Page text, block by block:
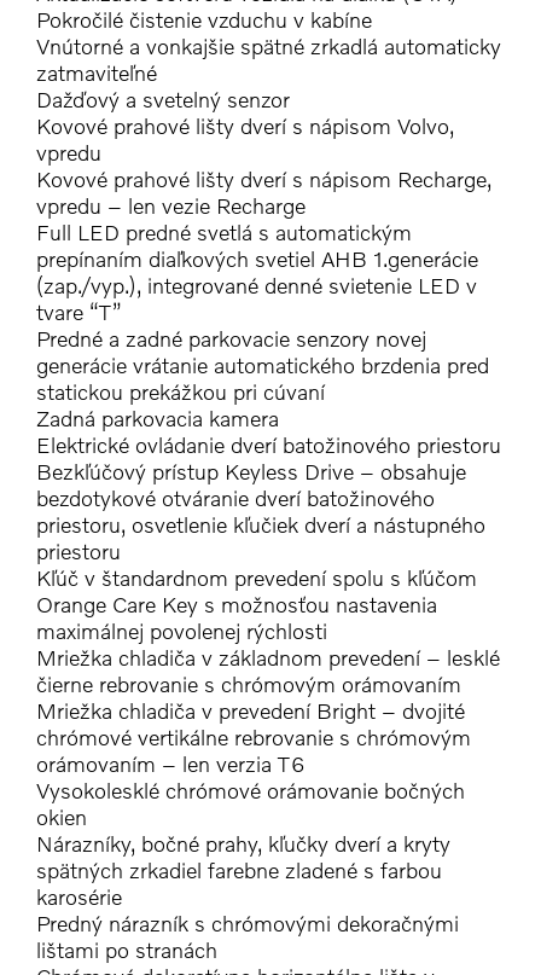
Pokročilé čistenie vzduchu v kabíne
Vnútorné a vonkajšie spätné zrkadlá automaticky
zatmaviteľné
Dažďový a svetelný senzor
Kovové prahové lišty dverí s nápisom Volvo,
vpredu
Kovové prahové lišty dverí s nápisom Recharge,
vpredu – len vezie Recharge
Full LED predné svetlá s automatickým
prepínaním diaľkových svetiel AHB 1.generácie
(zap./vyp.), integrované denné svietenie LED v
tvare “T”
Predné a zadné parkovacie senzory novej
generácie vrátanie automatického brzdenia pred
statickou prekážkou pri cúvaní
Zadná parkovacia kamera
Elektrické ovládanie dverí batožinového priestoru
Bezkľúčový prístup Keyless Drive – obsahuje
bezdotykové otváranie dverí batožinového
priestoru, osvetlenie kľučiek dverí a nástupného
priestoru
Kľúč v štandardnom prevedení spolu s kľúčom
Orange Care Key s možnosťou nastavenia
maximálnej povolenej rýchlosti
Mriežka chladiča v základnom prevedení – lesklé
čierne rebrovanie s chrómovým orámovaním
Mriežka chladiča v prevedení Bright – dvojité
chrómové vertikálne rebrovanie s chrómovým
orámovaním – len verzia T6
Vysokolesklé chrómové orámovanie bočných
okien
Nárazníky, bočné prahy, kľučky dverí a kryty
spätných zrkadiel farebne zladené s farbou
karosérie
Predný nárazník s chrómovými dekoračnými
lištami po stranách